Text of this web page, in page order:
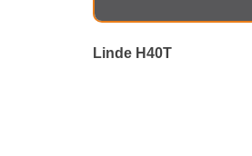
Linde H40T